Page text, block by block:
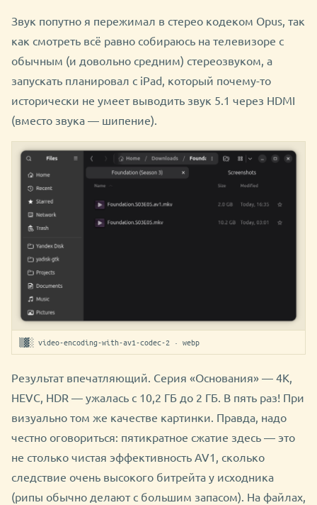
Звук попутно я пережимал в стерео кодеком Opus, так
как смотреть всё равно собираюсь на телевизоре с
обычным (и довольно средним) стереозвуком, а
запускать планировал с iPad, который почему-то
исторически не умеет выводить звук 5.1 через HDMI
(вместо звука — шипение).
▒▓░ video-encoding-with-av1-codec-2 · webp
Результат впечатляющий. Серия «Основания» — 4K,
HEVC, HDR — ужалась с 10,2 ГБ до 2 ГБ. В пять раз! При
визуально том же качестве картинки. Правда, надо
честно оговориться: пятикратное сжатие здесь — это
не столько чистая эффективность AV1, сколько
следствие очень высокого битрейта у исходника
(рипы обычно делают с большим запасом). На файлах,